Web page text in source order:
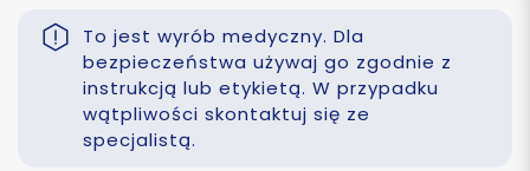
To jest wyrób medyczny. Dla
bezpieczeństwa używaj go zgodnie z
instrukcją lub etykietą. W przypadku
wątpliwości skontaktuj się ze
specjalistą.